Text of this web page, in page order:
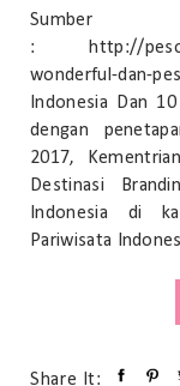
: http://
wonderful-dan-
Indonesia Dan
dengan
2017,
Destinasi
Indonesia di
Pariwisata
Share It: